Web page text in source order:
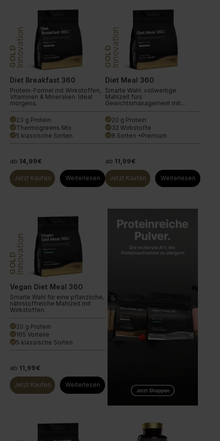
GOLDInnovation
Diet Breakfast 360
Protein-Formel mit Wirkstoffen,
Vitaminen & Mineralien. Ideal
morgens.
done 23 g Protein
done Thermogreens Mix
done 5 klassische Sorten
ab 14,99€
Jetzt Kaufen Weiterlesen
GOLDInnovation
Diet Meal 360
Smarte Wahl: vollwertige
Mahlzeit fürs
Gewichtsmanagement mit
done 20 g Protein
done 32 Wirkstoffe
done 8 Sorten +Premium
ab 11,99€
Jetzt Kaufen Weiterlesen
GOLDInnovation
Vegan Diet Meal 360
Smarte Wahl für eine pflanzliche,
nährstoffreiche Mahlzeit mit
Wirkstoffen.
done 20 g Protein
done 165 Vorteile
done 5 klassische Sorten
ab 11,99€
Jetzt Kaufen Weiterlesen